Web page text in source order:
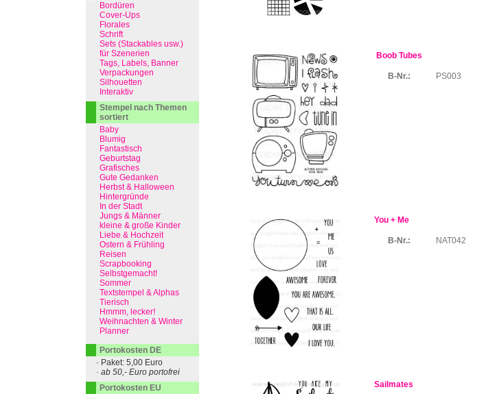
Boob Tubes
B-Nr.: PS003
You + Me
B-Nr.: NAT042
Sailmates
Bordüren
Cover-Ups
Florales
Schrift
Sets (Stackables usw.)
für Szenerien
Tags, Labels, Banner
Verpackungen
Silhouetten
Interaktiv
Stempel nach Themen
sortiert
Baby
Blumig
Fantastisch
Geburtstag
Grafisches
Gute Gedanken
Herbst & Halloween
Hintergründe
In der Stadt
Jungs & Männer
kleine & große Kinder
Liebe & Hochzeit
Ostern & Frühling
Reisen
Scrapbooking
Selbstgemacht!
Sommer
Textstempel & Alphas
Tierisch
Hmmm, lecker!
Weihnachten & Winter
Planner
Portokosten DE
· Paket: 5,00 Euro
· ab 50,- Euro portofrei
Portokosten EU